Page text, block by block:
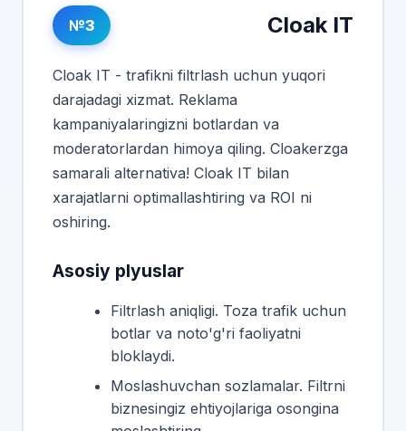
№3 Cloak IT
Cloak IT - trafikni filtrlash uchun yuqori
darajadagi xizmat. Reklama
kampaniyalaringizni botlardan va
moderatorlardan himoya qiling. Cloakerzga
samarali alternativa! Cloak IT bilan
xarajatlarni optimallashtiring va ROI ni
oshiring.
Asosiy plyuslar
Filtrlash aniqligi. Toza trafik uchun
botlar va noto'g'ri faoliyatni
bloklaydi.
Moslashuvchan sozlamalar. Filtrni
biznesingiz ehtiyojlariga osongina